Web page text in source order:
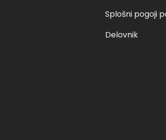
Splošni pogoji
Delovnik